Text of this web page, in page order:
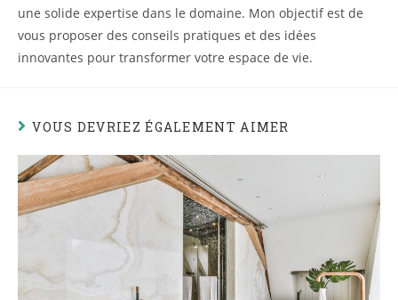
une solide expertise dans le domaine. Mon objectif est de
vous proposer des conseils pratiques et des idées
innovantes pour transformer votre espace de vie.
VOUS DEVRIEZ ÉGALEMENT AIMER